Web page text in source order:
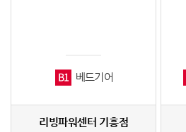
B1 베드기어
리빙파워센터 기흥점